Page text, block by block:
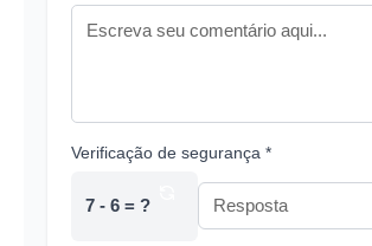
Verificação de segurança *
7 - 6 = ?